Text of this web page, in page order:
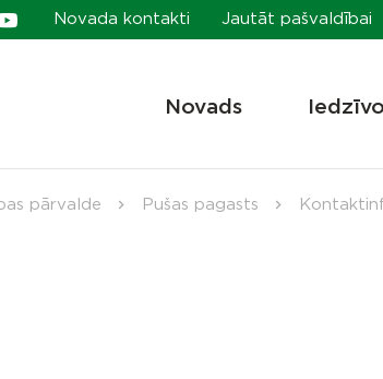
Novada kontakti Jautāt pašvaldībai
Novads
pārvalde Pušas pagasts